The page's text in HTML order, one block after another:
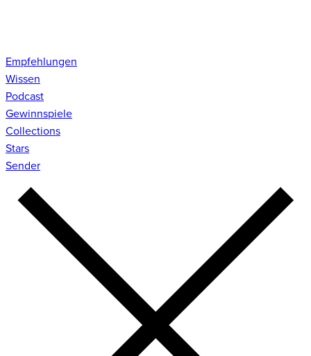
Empfehlungen
Wissen
Podcast
Gewinnspiele
Collections
Stars
Sender